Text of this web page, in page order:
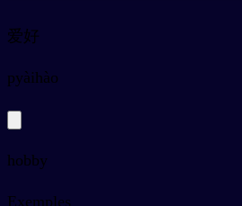
爱好
pyàihào
hobby
Exemples